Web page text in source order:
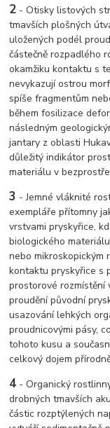
2 - Otisky listových
tmavších plošných
uložených podél
částečně rozpadlého
okamžiku kontaktu s
nevykazují ostrou
spíše fragmentům
během fosilizace
následným
jantary z oblasti
důležitý indikátor
materiálu v
3 - Jemné vláknité
exempláře přítomny
vrstvami pryskyřice,
biologického
nebo mikroskopickým
kontaktu pryskyřice s
prostorové rozmístění
proudění původní
usazování lehkých
proudnicovými pásy,
tohoto kusu a
celkový dojem
4 - Organický
drobných tmavších
částic rozptýlených